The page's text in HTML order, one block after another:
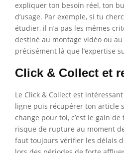
expliquer ton besoin réel, ton
d’usage. Par exemple, si tu
étudier, il n’a pas les mêmes
destiné au montage vidéo ou au
précisément là que l’expertise
Click & Collect et
Le Click & Collect est
ligne puis récupérer ton article
change pour toi, c’est le gain
risque de rupture au moment
faut toujours vérifier les délais